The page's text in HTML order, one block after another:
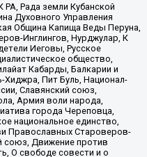
Рада земли Кубанской
Духовного Управления
Община Капища Веды Перуна,
Инглингов, Нурджулар, К
Иеговы, Русское
общество,
Кабарды, Балкарии и
Пит Буль, Национал-
Славянский союз,
Армия воли народа,
города Череповца,
национальное единство,
Православных Староверов-
союз, Движение против
О свободе совести и о